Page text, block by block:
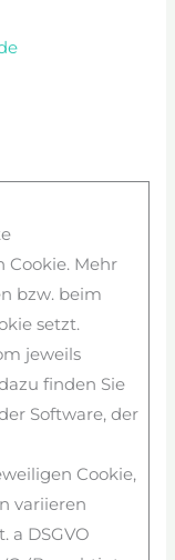
Cookie. Mehr
bzw. beim
setzt.
jeweils
finden Sie
Software, der
Cookie,
variieren
a DSGVO